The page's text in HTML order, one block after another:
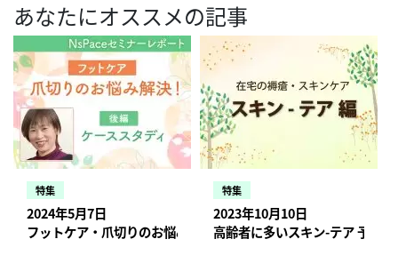
あなたにオススメの記事
特集
2024年5月7日
フットケア・爪切りのお悩み解決／ケーススタディ編【セミナー
特集
2023年10月10日
高齢者に多いスキン-テア 予防